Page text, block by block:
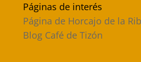
Páginas de interés
Página de Horcajo de la
Blog Café de Tizón